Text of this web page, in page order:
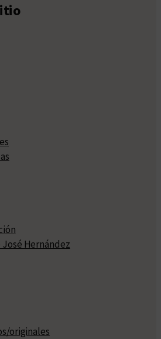
Hernández
originales